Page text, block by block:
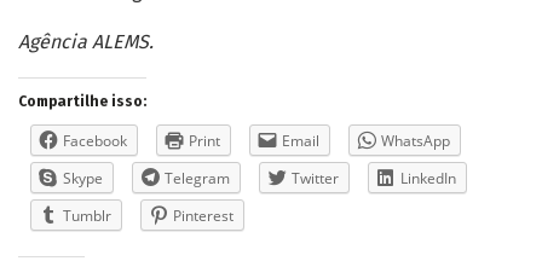
Agência ALEMS.
Compartilhe isso:
Facebook Print Email
WhatsApp
Skype
Telegram Twitter
LinkedIn
Tumblr
Pinterest